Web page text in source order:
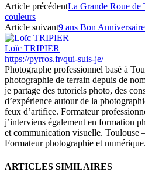
Article précédentLa Grande Roue de
couleurs
Article suivant9 ans Bon
Loïc TRIPIER
https://pyrros.fr/qui-suis-je/
Photographe professionnel basé à
photographie de terrain depuis de
je partage des tutoriels photo, des
d’expérience autour de la
feux d’artifice. Formateur
j’interviens également en formation
et communication visuelle. Toulouse
Formateur photographie et numérique.
ARTICLES SIMILAIRES